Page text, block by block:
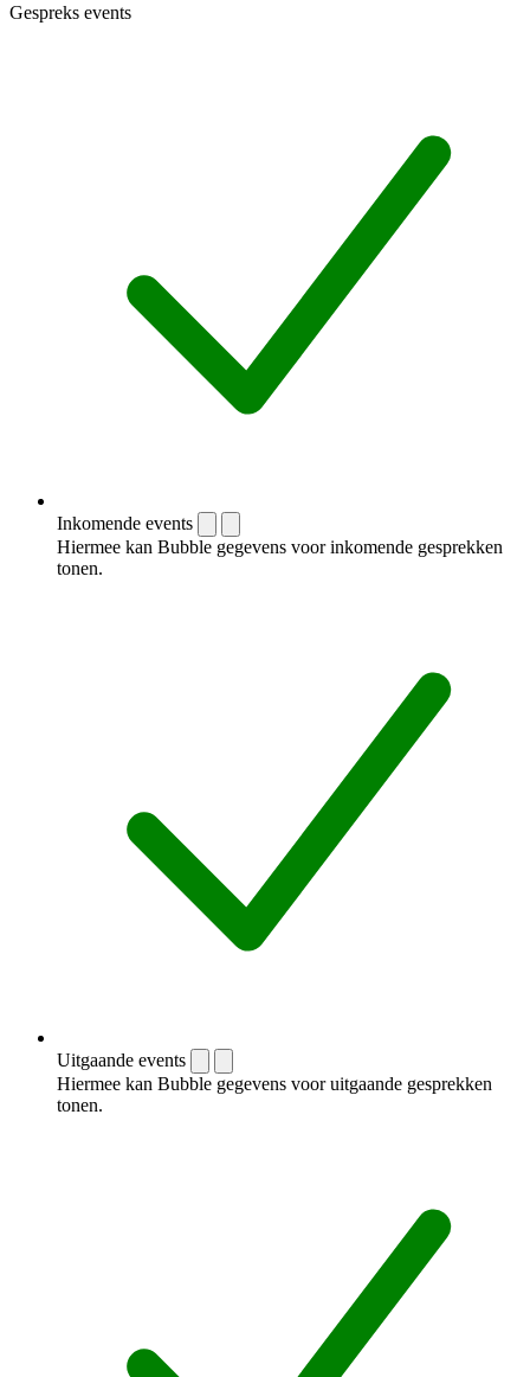
Gespreks events
Inkomende events
Hiermee kan Bubble gegevens voor inkomende gesprekken
tonen.
Uitgaande events
Hiermee kan Bubble gegevens voor uitgaande gesprekken
tonen.